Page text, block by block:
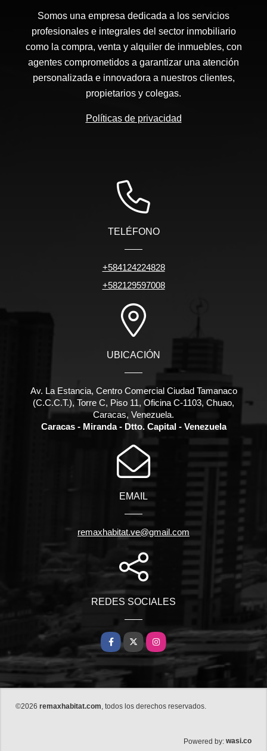
Somos una empresa dedicada a los servicios
profesionales e integrales del sector inmobiliario
como la compra, venta y alquiler de inmuebles, con
agentes comprometidos a garantizar una atención
personalizada e innovadora a nuestros clientes,
propietarios y colegas.
Políticas de privacidad
TELÉFONO
+584124224828
+582129597008
UBICACIÓN
Av. La Estancia, Centro Comercial Ciudad Tamanaco
(C.C.C.T.), Torre C, Piso 11, Oficina C-1103, Chuao,
Caracas, Venezuela.
Caracas - Miranda - Dtto. Capital - Venezuela
EMAIL
remaxhabitat.ve@gmail.com
REDES SOCIALES
Facebook
X Instagram
©2026 remaxhabitat.com, todos los derechos reservados.
Powered by: wasi.co